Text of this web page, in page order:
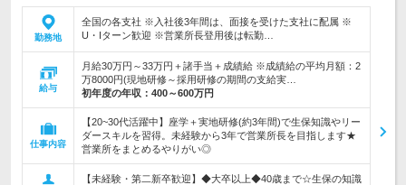
勤務地
全国の各支社 ※入社後3年間は、面接を受けた支社に配属 ※
U・Iターン歓迎 ※営業所長登用後は転勤…
給与
月給30万円～33万円＋諸手当＋成績給 ※成績給の平均月額：2
万8000円(現地研修～採用研修の期間の支給実…
初年度の年収： 400～600万円
仕事内容
【20~30代活躍中】座学＋実地研修(約3年間)で生保知識やリー
ダースキルを習得。未経験から3年で営業所長を目指します★
営業所をまとめるやりがい◎
【未経験・第二新卒歓迎】◆大卒以上◆40歳まで☆生保の知識